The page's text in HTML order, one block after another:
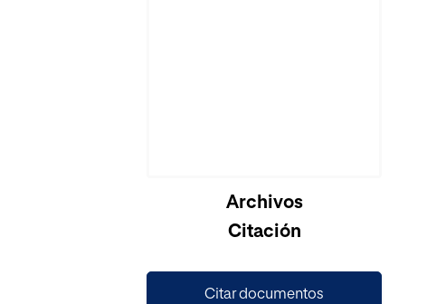
Archivos
Citación
Citar documentos